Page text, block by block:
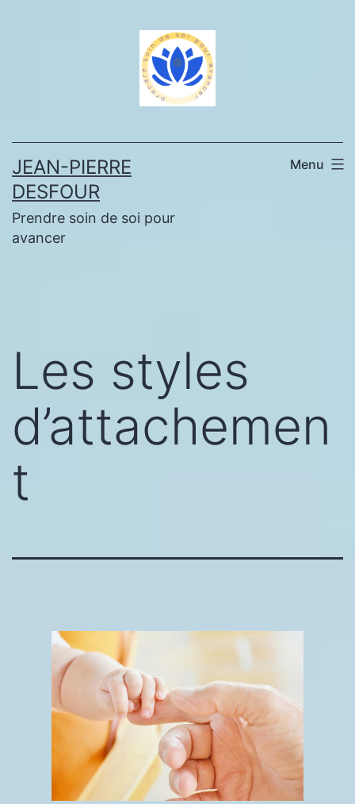
JEAN-PIERRE
DESFOUR
Prendre soin de soi pour
avancer
Menu
Les styles
d’attachemen
t